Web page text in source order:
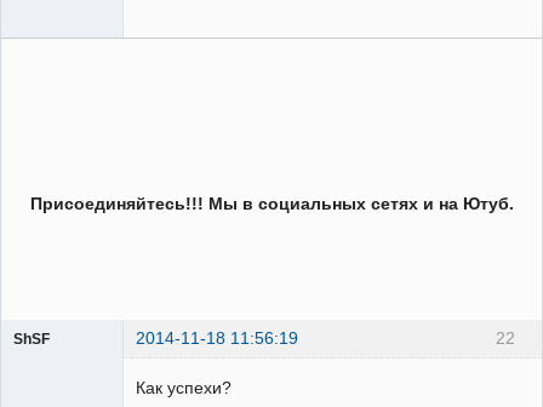
Присоединяйтесь!!! Мы в социальных сетях и на Ютуб.
22
ShSF 2014-11-18 11:56:19
Как успехи?